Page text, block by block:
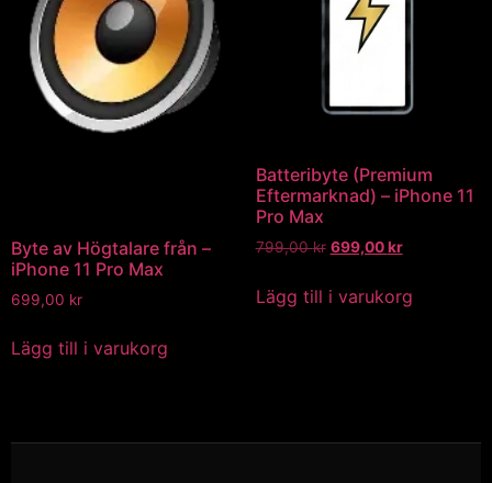
Byte av Högtalare från –
iPhone 11 Pro Max
699,00 kr
Lägg till i varukorg
Batteribyte (Premium
Eftermarknad) – iPhone 11
Pro Max
799,00kr 699,00kr
Lägg till i varukorg